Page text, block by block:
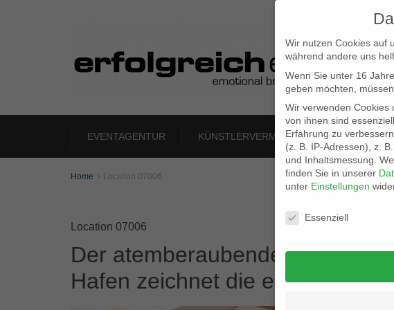
EVENTAGENTUR KÜNSTLERVERMITTLUNG
Home  Location 07006
Location 07006
Der atemberaubende Blick
Hafen zeichnet die einzigartige
Wir nutzen Cookies auf
während andere uns
Wenn Sie unter 16
geben möchten,
Wir verwenden Cookies
von ihnen sind
Erfahrung zu verbessern.
(z. B. IP-Adressen), z.
und Inhaltsmessung.
finden Sie in unserer
unter Einstellungen
Datenschutzeinstellungen
Essenziell